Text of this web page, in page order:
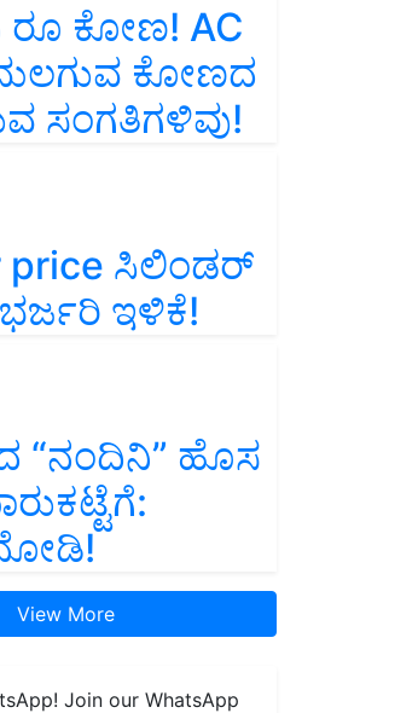
ಕೋಣ! AC
ಕೋಣದ
ಸಂಗತಿಗಳಿವು!
price ಸಿಲಿಂಡರ್‌
ಇಳಿಕೆ!
“ನಂದಿನಿ” ಹೊಸ
View More
Join our WhatsApp